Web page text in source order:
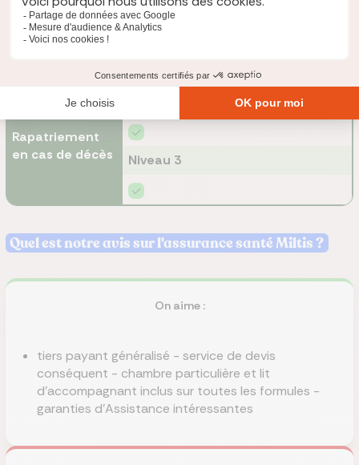
Garde des
animaux
Rapatriement
en cas de décès
Niveau 3
Quel est notre avis sur l'assurance santé Miltis ?
On aime :
tiers payant généralisé - service de devis
conséquent - chambre particulière et lit
d'accompagnant inclus sur toutes les formules -
garanties d'Assistance intéressantes